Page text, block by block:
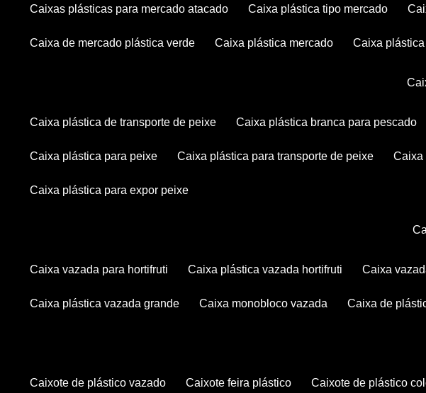
caixas plásticas para mercado atacado caixa plástica tipo mercado
caixa de mercado plástica verde caixa plástica mercado caixa
caixa plástica de transporte de peixe caixa plástica branca para pescado
caixa plástica para peixe caixa plástica para transporte de peixe
caixa plástica para expor peixe
caixa vazada para hortifruti caixa plástica vazada hortifruti caixa
caixa plástica vazada grande caixa monobloco vazada caixa de
caixote de plástico vazado caixote feira plástico caixote de plástico